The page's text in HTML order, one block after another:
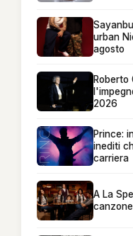
urban
agosto
Roberto
2026
Prince:
inediti
carriera
A La